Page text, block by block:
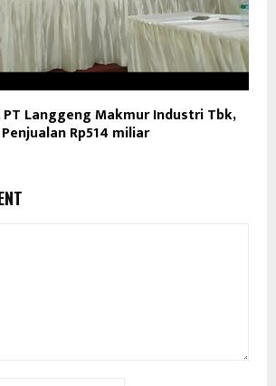
Langgeng Makmur Industri Tbk,
Rp514 miliar